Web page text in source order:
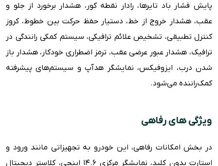
پایش فشار باد تایرها، رادار نقطه کور، هشدار برخورد از جلو و
عقب، هشدار خروج از خط، دستیار حفظ حرکت بین خطوط، کروز
کنترل تطبیقی، تشخیص علائم ترافیکی، سیستم کمکی رانندگی در
ترافیک، هشدار عبور عرضی عقب، ترمز اضطراری خودکار، هشدار باز
شدن درب، ایزوفیکس، نمایشگر هدآپ و سیستم‌های پیشرفته
کمک‌راننده می‌شود.
ویژگی های رفاهی
در بخش امکانات رفاهی، این خودرو به تجهیزاتی مانند ورود و
استارت بدون کلید، نمایشگر مرکزی ۱۴.۶ اینچی، کلاستر دیجیتال